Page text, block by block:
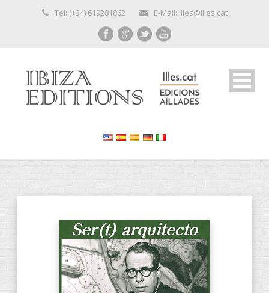
Tel: (+34) 619281862 E-Mail: illes@illes.cat